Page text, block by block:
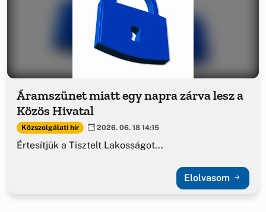
Áramszünet miatt egy napra zárva lesz a
Közös Hivatal
Közszolgálati hír 2026. 06. 18 14:15
Értesítjük a Tisztelt Lakosságot...
Elolvasom